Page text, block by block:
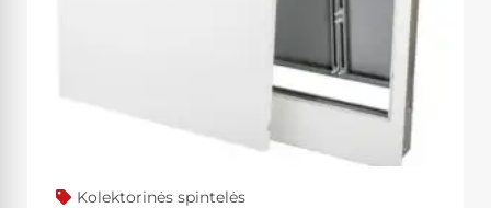
Kolektorinės spintelės